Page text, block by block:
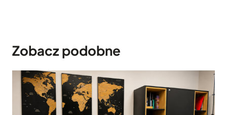
Zobacz podobne